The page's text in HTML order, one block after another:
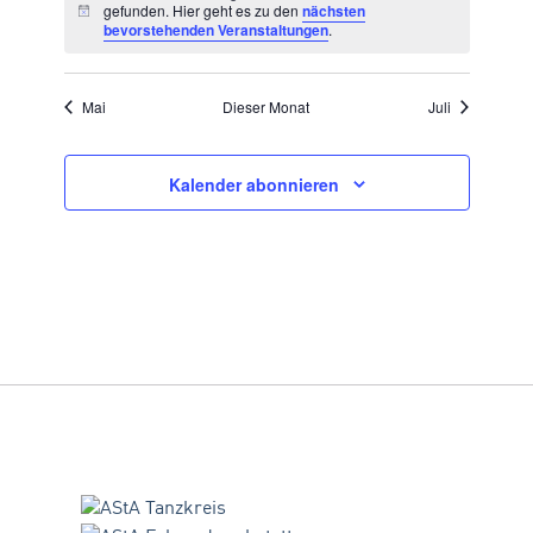
Hinweisgefunden. Hier geht es zu dennächsten
bevorstehenden Veranstaltungen.
Mai Dieser Monat Juli
Kalender abonnieren